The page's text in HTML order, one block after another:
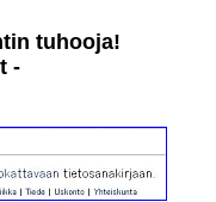
tuhooja!
-